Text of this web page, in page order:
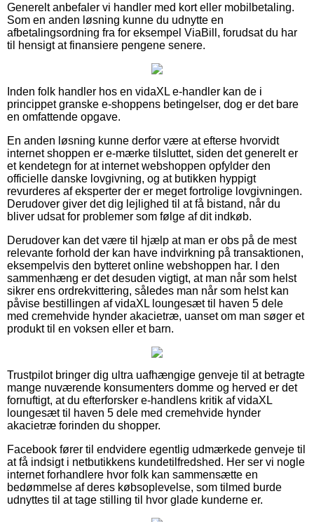
Generelt anbefaler vi handler med kort eller mobilbetaling.
Som en anden løsning kunne du udnytte en
afbetalingsordning fra for eksempel ViaBill, forudsat du har
til hensigt at finansiere pengene senere.
Inden folk handler hos en vidaXL e-handler kan de i
princippet granske e-shoppens betingelser, dog er det bare
en omfattende opgave.
En anden løsning kunne derfor være at efterse hvorvidt
internet shoppen er e-mærke tilsluttet, siden det generelt er
et kendetegn for at internet webshoppen opfylder den
officielle danske lovgivning, og at butikken hyppigt
revurderes af eksperter der er meget fortrolige lovgivningen.
Derudover giver det dig lejlighed til at få bistand, når du
bliver udsat for problemer som følge af dit indkøb.
Derudover kan det være til hjælp at man er obs på de mest
relevante forhold der kan have indvirkning på transaktionen,
eksempelvis den bytteret online webshoppen har. I den
sammenhæng er det desuden vigtigt, at man når som helst
sikrer ens ordrekvittering, således man når som helst kan
påvise bestillingen af vidaXL loungesæt til haven 5 dele
med cremehvide hynder akacietræ, uanset om man søger et
produkt til en voksen eller et barn.
Trustpilot bringer dig ultra uafhængige genveje til at betragte
mange nuværende konsumenters domme og herved er det
fornuftigt, at du efterforsker e-handlens kritik af vidaXL
loungesæt til haven 5 dele med cremehvide hynder
akacietræ forinden du shopper.
Facebook fører til endvidere egentlig udmærkede genveje til
at få indsigt i netbutikkens kundetilfredshed. Her ser vi nogle
internet forhandlere hvor folk kan sammensætte en
bedømmelse af deres købsoplevelse, som tilmed burde
udnyttes til at tage stilling til hvor glade kunderne er.